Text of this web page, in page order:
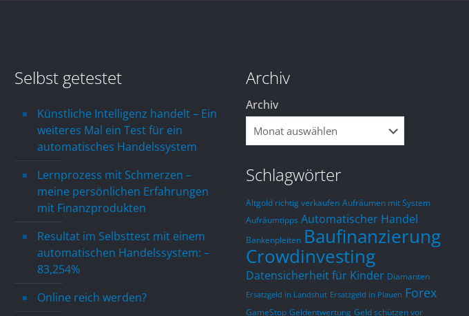
Heino Molzahn
letztes Jahr
Jörg Mäser
letztes Jahr
Finde  Michael Sielmons
letztes Jahr
Ich bin absolut
Selbst getestet
Künstliche Intelligenz handelt – Ein
weiteres Mal ein Test für ein
automatisches Handelssystem
Lernprozess mit Schmerzen –
meine persönlichen Erfahrungen
mit Finanzprodukten
Resultat im Selbsttest mit einem
automatischen Handelssystem: –
83,254%
Online reich werden?
Archiv
Archiv
Schlagwörter
Altgold richtig verkaufen Aufräumen mit System
Aufräumtipps Automatischer Handel
Bankenpleiten Baufinanzierung
Crowdinvesting
Datensicherheit für Kinder Diamanten
Ersatzgeld in Landshut Ersatzgeld in Plauen Forex
GameStop Geldentwertung Geld schützen vor